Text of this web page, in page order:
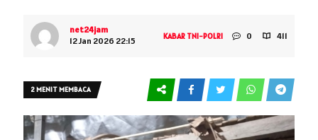
net24jam
12 Jan 2026 22:15
KABAR TNI-POLRI 0 411
2 MENIT MEMBACA